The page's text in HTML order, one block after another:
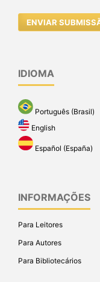
ENVIAR
IDIOMA
Português (Brasil)
English
Español (España)
INFORMAÇÕES
Para Leitores
Para Autores
Para Bibliotecários